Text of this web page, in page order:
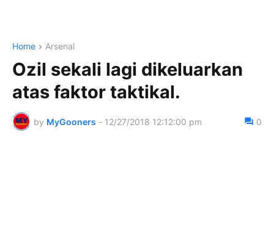
Home Arsenal
Ozil sekali lagi dikeluarkan
atas faktor taktikal.
by MyGooners - 12/27/2018 12:12:00 pm 0